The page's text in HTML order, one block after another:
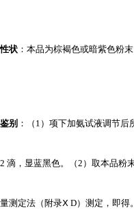
性状 ：本品为棕褐色或暗紫色粉末
鉴别 ：（1）项下加氨试液调节
2 滴，显蓝黑色。 （2）取本品粉
量测定法（附录Ⅹ D）测定，即得